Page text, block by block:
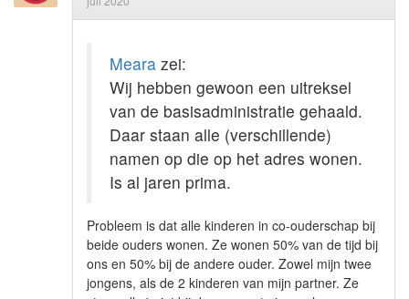
Meara zei:
Wij hebben gewoon een uitreksel
van de basisadministratie gehaald.
Daar staan alle (verschillende)
namen op die op het adres wonen.
Is al jaren prima.
Probleem is dat alle kinderen in co-ouderschap bij
beide ouders wonen. Ze wonen 50% van de tijd bij
ons en 50% bij de andere ouder. Zowel mijn twee
jongens, als de 2 kinderen van mijn partner. Ze